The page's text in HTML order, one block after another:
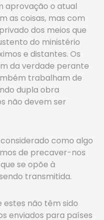
aprovação o atual
as coisas, mas com
dos meios que
do ministério
e distantes. Os
da verdade perante
trabalham de
dupla obra
não devem ser
como algo
de precaver-nos
se opõe à
transmitida.
estes não têm sido
enviados para países